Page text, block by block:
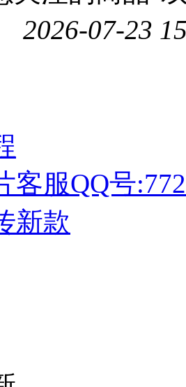
2026-07-23
客服QQ号
新款